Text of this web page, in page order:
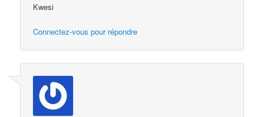
Kwesi
Connectez-vous pour répondre